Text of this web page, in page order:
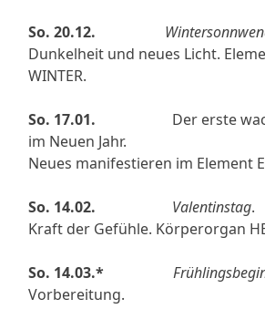
So. 20.12.
Dunkelheit und neues Licht.
WINTER.
So. 17.01.
Der erste
im Neuen Jahr.
Neues manifestieren im Element
So. 14.02. Valentinstag.
Kraft der Gefühle. Körperorgan
So. 14.03.*
Vorbereitung.